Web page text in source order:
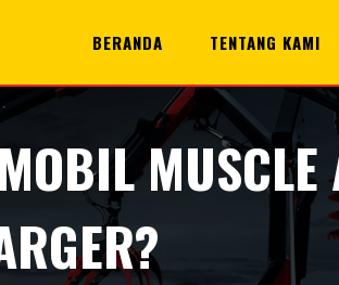
BERANDA TENTANG KAMI